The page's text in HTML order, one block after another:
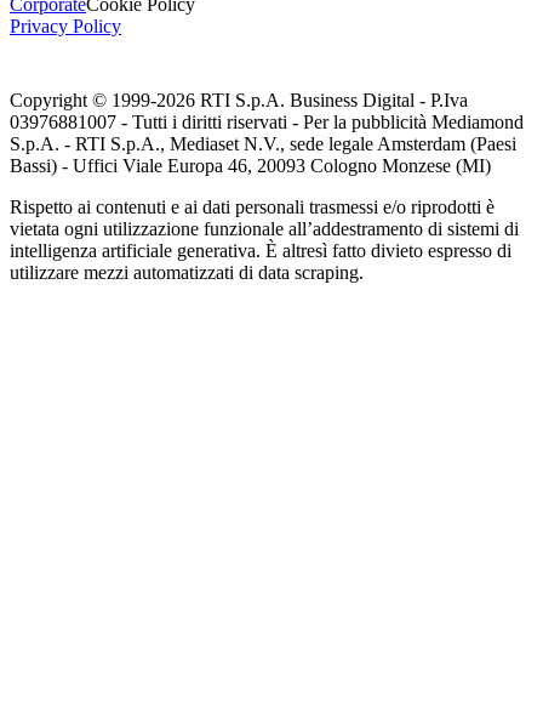
CorporateCookie Policy
Privacy Policy
Copyright © 1999-2026 RTI S.p.A. Business Digital - P.Iva
03976881007 - Tutti i diritti riservati - Per la pubblicità Mediamond
S.p.A. - RTI S.p.A., Mediaset N.V., sede legale Amsterdam (Paesi
Bassi) - Uffici Viale Europa 46, 20093 Cologno Monzese (MI)
Rispetto ai contenuti e ai dati personali trasmessi e/o riprodotti è
vietata ogni utilizzazione funzionale all’addestramento di sistemi di
intelligenza artificiale generativa. È altresì fatto divieto espresso di
utilizzare mezzi automatizzati di data scraping.